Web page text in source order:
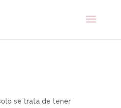
se trata de tener